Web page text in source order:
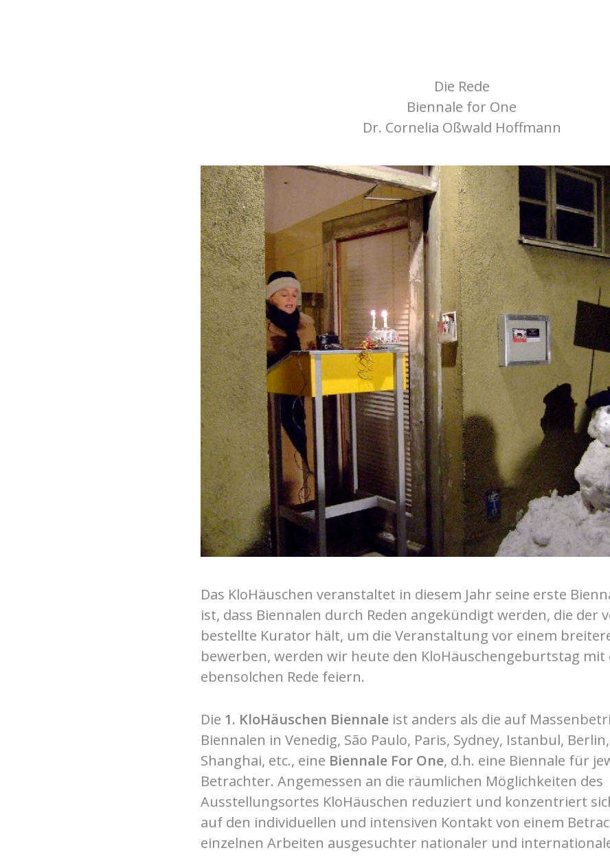
Die Rede
Biennale for One
Dr. Cornelia Oßwald Hoffmann
Das KloHäuschen veranstaltet in diesem Jahr seine erste
ist, dass Biennalen durch Reden angekündigt werden, die der
bestellte Kurator hält, um die Veranstaltung vor einem
bewerben, werden wir heute den KloHäuschengeburtstag mit
ebensolchen Rede feiern.
Die 1. KloHäuschen Biennale ist anders als die auf
Biennalen in Venedig, São Paulo, Paris, Sydney, Istanbul,
Shanghai, etc., eine Biennale For One, d.h. eine Biennale für
Betrachter. Angemessen an die räumlichen Möglichkeiten des
Ausstellungsortes KloHäuschen reduziert und konzentriert
auf den individuellen und intensiven Kontakt von einem
einzelnen Arbeiten ausgesuchter nationaler und